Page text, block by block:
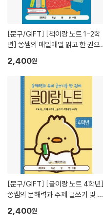
[문구/GIFT]
년] 쏭쌤의 매일매일 읽고 한 권으
연구소
2,400원
[문구/GIFT]
쏭쌤의 문해력과 주제 글쓰기 및 교
쌤교육연구소
2,400원